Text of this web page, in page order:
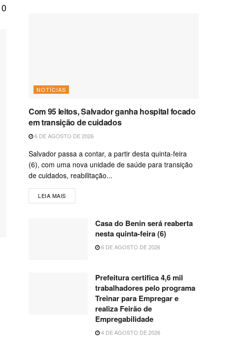
0
NOTÍCIAS
Com 95 leitos, Salvador ganha hospital focado
em transição de cuidados
6 DE AGOSTO DE 2026
Salvador passa a contar, a partir desta quinta-feira
(6), com uma nova unidade de saúde para transição
de cuidados, reabilitação...
LEIA MAIS
Casa do Benin será reaberta
nesta quinta-feira (6)
6 DE AGOSTO DE 2026
Prefeitura certifica 4,6 mil
trabalhadores pelo programa
Treinar para Empregar e
realiza Feirão de
Empregabilidade
4 DE AGOSTO DE 2026